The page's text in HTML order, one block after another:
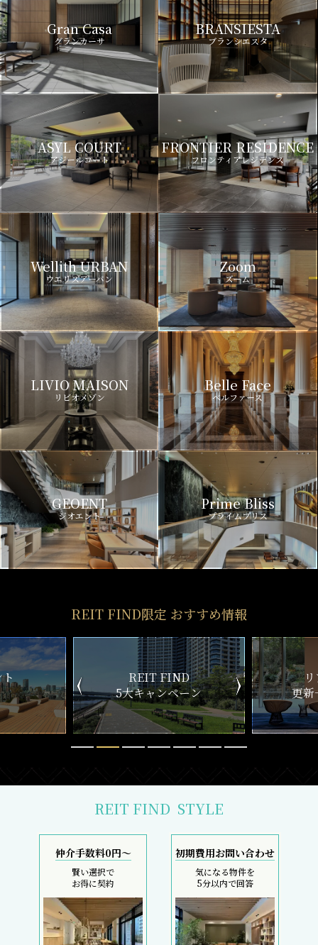
Gran Casa
グランカーサ
BRANSIESTA
ブランシエスタ
ASYL COURT
アジールコート
FRONTIER RESIDENCE
フロンティアレジデンス
Wellith URBAN
ウエリスアーバン
Zoom
ズーム
LIVIO MAISON
リビオメゾン
Belle Face
ベルファース
GEOENT
ジオエント
Prime Bliss
プライムブリス
REIT FIND限定 おすすめ情報
ン
リアルタイム
更新一覧チェック
新
REIT FIND STYLE
仲介手数料0円～
賢い選択で
お得に契約
初期費用お問い合わせ
気になる物件を
5分以内で回答